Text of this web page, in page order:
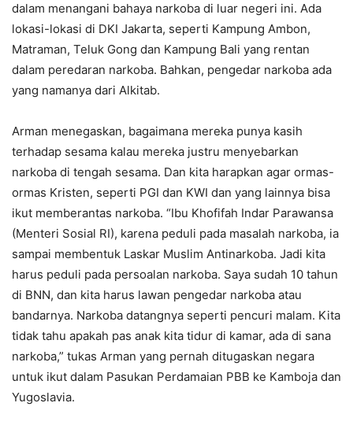
dalam menangani bahaya narkoba di luar negeri ini. Ada
lokasi-lokasi di DKI Jakarta, seperti Kampung Ambon,
Matraman, Teluk Gong dan Kampung Bali yang rentan
dalam peredaran narkoba. Bahkan, pengedar narkoba ada
yang namanya dari Alkitab.
Arman menegaskan, bagaimana mereka punya kasih
terhadap sesama kalau mereka justru menyebarkan
narkoba di tengah sesama. Dan kita harapkan agar ormas-
ormas Kristen, seperti PGI dan KWI dan yang lainnya bisa
ikut memberantas narkoba. “Ibu Khofifah Indar Parawansa
(Menteri Sosial RI), karena peduli pada masalah narkoba, ia
sampai membentuk Laskar Muslim Antinarkoba. Jadi kita
harus peduli pada persoalan narkoba. Saya sudah 10 tahun
di BNN, dan kita harus lawan pengedar narkoba atau
bandarnya. Narkoba datangnya seperti pencuri malam. Kita
tidak tahu apakah pas anak kita tidur di kamar, ada di sana
narkoba,” tukas Arman yang pernah ditugaskan negara
untuk ikut dalam Pasukan Perdamaian PBB ke Kamboja dan
Yugoslavia.